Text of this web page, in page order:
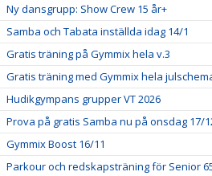
Ny dansgrupp: Show Crew 15 år+
Samba och Tabata inställda idag 14/1
Gratis träning på Gymmix hela v.3
Gratis träning med Gymmix hela
Hudikgympans grupper VT 2026
Prova på gratis Samba nu på onsdag 17/
Gymmix Boost 16/11
Parkour och redskapsträning för Senior